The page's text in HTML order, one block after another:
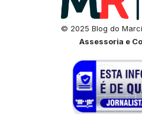
© 2025 Blog do
Assessoria e